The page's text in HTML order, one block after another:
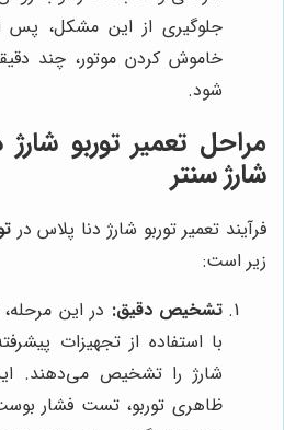
جلوگیری از این مشکل، پس
خاموش کردن موتور، چند
شود.
مراحل تعمیر توربو
شارژ سنتر
فرآیند تعمیر توربو شارژ دنا پلاس در
زیر است:
تشخیص دقیق: در این
با استفاده از تجهیزات
شارژ را تشخیص می‌دهند.
ظاهری توربو، تست فشار